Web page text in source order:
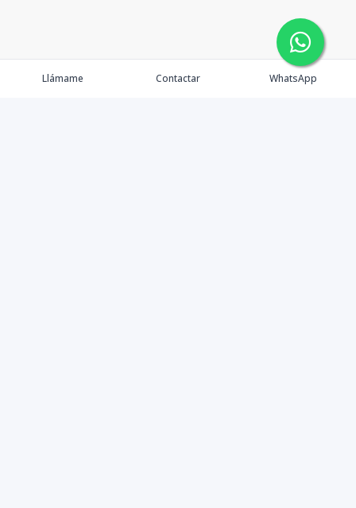
Llámame Contactar WhatsApp